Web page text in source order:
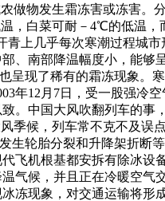
物发生霜冻害或冻害。
白菜可耐－4℃的低温
上几乎每次寒潮过程城
南部降温幅度小，能
现了稀有的霜冻现象。
年12月7日，受一股强冷
中国大风吹翻列车的
季候，列车常不克不及
轮胎分裂和升降架折断
机根基都安拆有除冰设
气候，并且正在冷暖空
冻现象，对交通运输将